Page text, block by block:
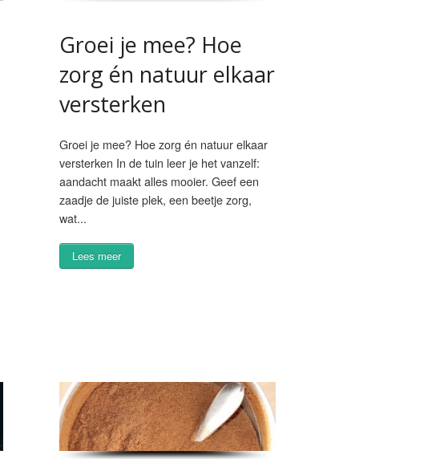
Groei je mee? Hoe
zorg én natuur elkaar
versterken
Groei je mee? Hoe zorg én natuur elkaar
versterken In de tuin leer je het vanzelf:
aandacht maakt alles mooier. Geef een
zaadje de juiste plek, een beetje zorg,
wat...
Lees meer